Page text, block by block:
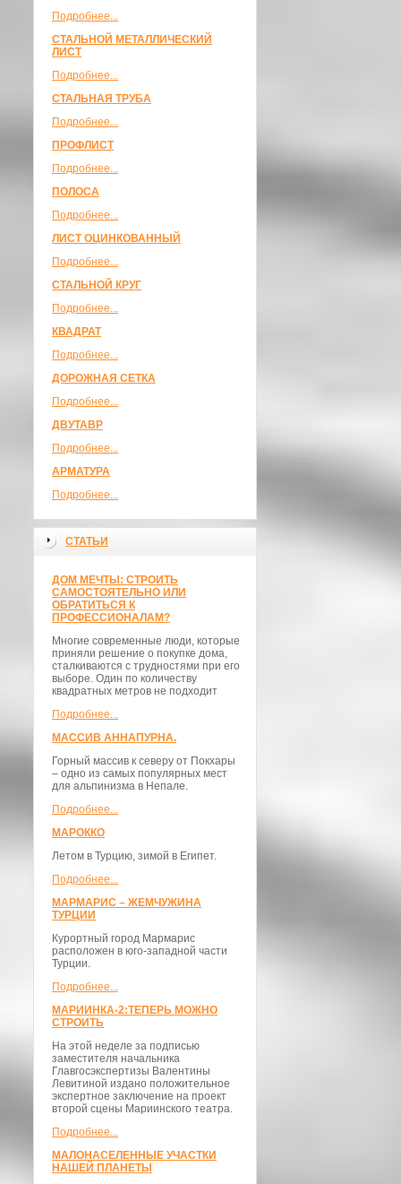
Подробнее...
СТАЛЬНОЙ МЕТАЛЛИЧЕСКИЙ
ЛИСТ
Подробнее...
СТАЛЬНАЯ ТРУБА
Подробнее...
ПРОФЛИСТ
Подробнее...
ПОЛОСА
Подробнее...
ЛИСТ ОЦИНКОВАННЫЙ
Подробнее...
СТАЛЬНОЙ КРУГ
Подробнее...
КВАДРАТ
Подробнее...
ДОРОЖНАЯ СЕТКА
Подробнее...
ДВУТАВР
Подробнее...
АРМАТУРА
Подробнее...
СТАТЬИ
ДОМ МЕЧТЫ: СТРОИТЬ
САМОСТОЯТЕЛЬНО ИЛИ
ОБРАТИТЬСЯ К
ПРОФЕССИОНАЛАМ?
Многие современные люди, которые
приняли решение о покупке дома,
сталкиваются с трудностями при его
выборе. Один по количеству
квадратных метров не подходит
Подробнее...
МАССИВ АННАПУРНА.
Горный массив к северу от Покхары
– одно из самых популярных мест
для альпинизма в Непале.
Подробнее...
МАРОККО
Летом в Турцию, зимой в Египет.
Подробнее...
МАРМАРИС – ЖЕМЧУЖИНА
ТУРЦИИ
Курортный город Мармарис
расположен в юго-западной части
Турции.
Подробнее...
МАРИИНКА-2:ТЕПЕРЬ МОЖНО
СТРОИТЬ
На этой неделе за подписью
заместителя начальника
Главгосэкспертизы Валентины
Левитиной издано положительное
экспертное заключение на проект
второй сцены Мариинского театра.
Подробнее...
МАЛОНАСЕЛЕННЫЕ УЧАСТКИ
НАШЕЙ ПЛАНЕТЫ